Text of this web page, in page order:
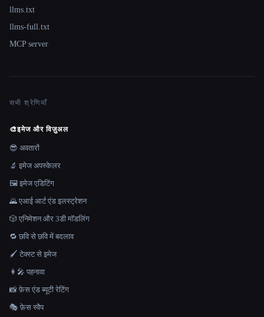
llms.txt
llms-full.txt
MCP server
सभी श्रेणियाँ
🎨इमेज और विज़ुअल
😎 अवतारों
🔬 इमेज अपस्केलर
🖼️ इमेज एडिटिंग
🌄 एआई आर्ट एंड इलस्ट्रेशन
🎲 एनिमेशन और 3डी मॉडलिंग
🔁 छवि से छवि में बदलाव
🖌️ टेक्स्ट से इमेज
👩‍🎤 पहनावा
📸 फ़ेस एंड ब्यूटी रेटिंग
🎭 फ़ेस स्वैप